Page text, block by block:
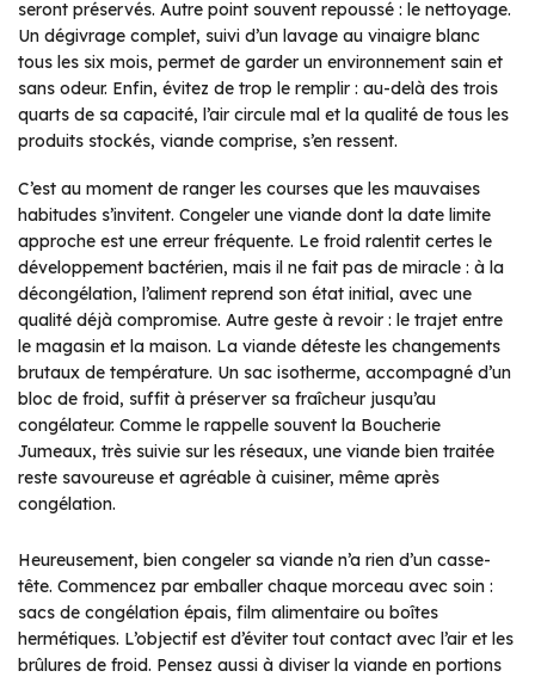
seront préservés. Autre point souvent repoussé : le nettoyage.
Un dégivrage complet, suivi d’un lavage au vinaigre blanc
tous les six mois, permet de garder un environnement sain et
sans odeur. Enfin, évitez de trop le remplir : au-delà des trois
quarts de sa capacité, l’air circule mal et la qualité de tous les
produits stockés, viande comprise, s’en ressent.
C’est au moment de ranger les courses que les mauvaises
habitudes s’invitent. Congeler une viande dont la date limite
approche est une erreur fréquente. Le froid ralentit certes le
développement bactérien, mais il ne fait pas de miracle : à la
décongélation, l’aliment reprend son état initial, avec une
qualité déjà compromise. Autre geste à revoir : le trajet entre
le magasin et la maison. La viande déteste les changements
brutaux de température. Un sac isotherme, accompagné d’un
bloc de froid, suffit à préserver sa fraîcheur jusqu’au
congélateur. Comme le rappelle souvent la Boucherie
Jumeaux, très suivie sur les réseaux, une viande bien traitée
reste savoureuse et agréable à cuisiner, même après
congélation.
Heureusement, bien congeler sa viande n’a rien d’un casse-
tête. Commencez par emballer chaque morceau avec soin :
sacs de congélation épais, film alimentaire ou boîtes
hermétiques. L’objectif est d’éviter tout contact avec l’air et les
brûlures de froid. Pensez aussi à diviser la viande en portions